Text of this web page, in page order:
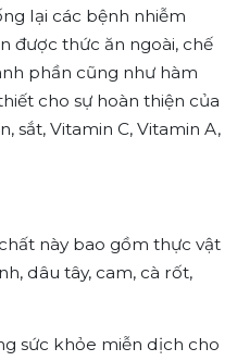
lại các bệnh nhiễm
được thức ăn ngoài, chế
phần cũng như hàm
cho sự hoàn thiện của
sắt, Vitamin C, Vitamin A,
này bao gồm thực vật
dâu tây, cam, cà rốt,
sức khỏe miễn dịch cho